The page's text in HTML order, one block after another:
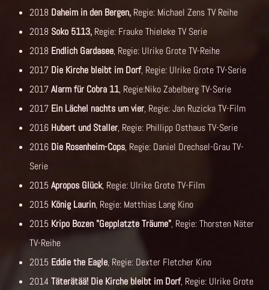
2018 Daheim in den Bergen, Regie: Michael Zens TV Reihe
2018 Soko 5113, Regie: Frauke Thieleke TV Serie
2018 Endlich Gardasee, Regie: Ulrike Grote TV-Reihe
2017 Die Kirche bleibt im Dorf, Regie: Ulrike Grote TV-Serie
2017Alarm für Cobra 11, Regie:Niko Zabelberg TV-Serie
2017 Ein Lächel nachts um vier, Regie: Jan Ruzicka TV-Film
2016 Hubert und Staller, Regie: Phillipp Osthaus TV-Serie
2016 Die Rosenheim-Cops, Regie: Daniel Drechsel-Grau TV-
Serie
2015Apropos Glück, Regie: Ulrike Grote TV-Film
2015 König Laurin, Regie: Matthias Lang Kino
2015 Kripo Bozen "Gepplatzte Träume", Regie: Thorsten Näter
TV-Reihe
2015 Eddie the Eagle, Regie: Dexter Fletcher Kino
2014 Täterätää! Die Kirche bleibt im Dorf, Regie: Ulrike Grote